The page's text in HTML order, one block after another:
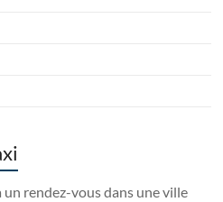
un rendez-vous dans une ville